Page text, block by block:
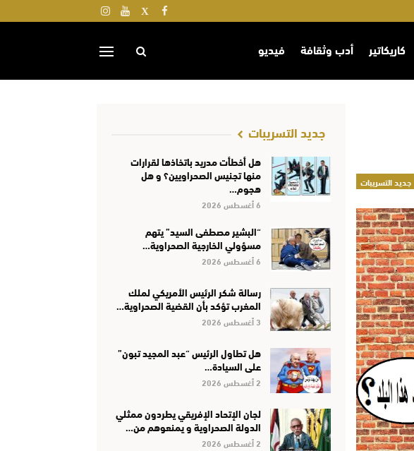
كاريكاتير أدب وثقافة فيديو
جديد التسريبات
جديد التسريبات
هل أخطأت مدريد باتخاذها لقرارات
منها تجنيس الصحراويين؟ و هل
هجوم…
6 أغسطس 2026
“البشير مصطفى السيد” يتهم
مسؤولي الخارجية الصحراوية…
6 أغسطس 2026
رسالة شكر الرئيس الأمريكي لملك
المغرب تؤكد بأن القضية الصحراوية…
3 أغسطس 2026
هل تطاول الرئيس “عبد المجيد تبون”
على السيادة…
2 أغسطس 2026
لجان الإتحاد الإفريقي يطردون ممثلي
الدولة الصحراوية و يمنعوهم من…
2 أغسطس 2026